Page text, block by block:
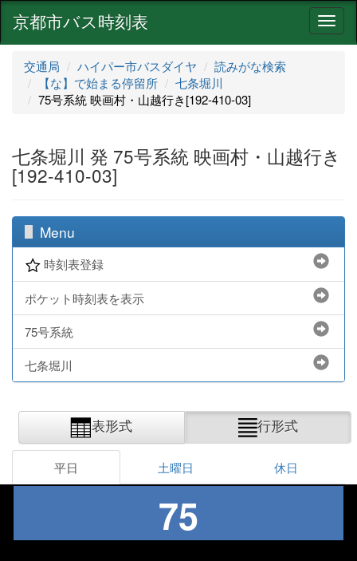
ナ
ビ
京都市バス時刻表
交通局 ハイパー市バスダイヤ
読みがな検索
【な】で始まる停留所
七条堀川
75号系統 映画村・山越行き[192-410-03]
七条堀川 発 75号系統 映画村・山越行き
[192-410-03]
Menu
時刻表登録
ポケット時刻表を表示
75号系統
七条堀川
表形式 行形式
平日 土曜日 休日
75